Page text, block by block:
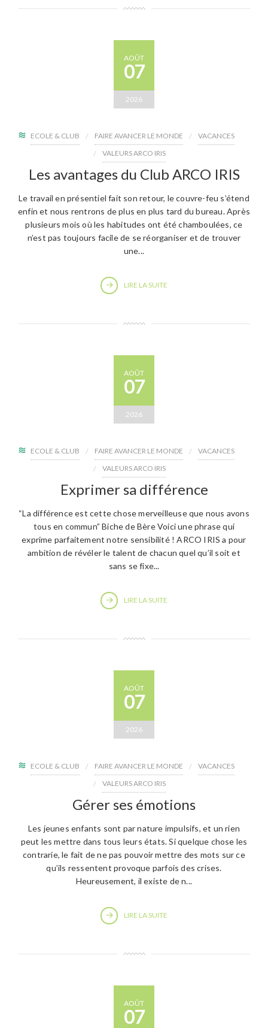
AOÛT
07
2026
ECOLE & CLUB FAIRE AVANCER LE MONDE
VACANCES
VALEURS ARCO IRIS
Les avantages du Club ARCO IRIS
Le travail en présentiel fait son retour, le couvre-feu s’étend
enfin et nous rentrons de plus en plus tard du bureau. Après
plusieurs mois où les habitudes ont été chamboulées, ce
n’est pas toujours facile de se réorganiser et de trouver
une...
LIRE LA SUITE
AOÛT
07
2026
ECOLE & CLUB FAIRE AVANCER LE MONDE
VACANCES
VALEURS ARCO IRIS
Exprimer sa différence
“La différence est cette chose merveilleuse que nous avons
tous en commun” Biche de Bère Voici une phrase qui
exprime parfaitement notre sensibilité ! ARCO IRIS a pour
ambition de révéler le talent de chacun quel qu’il soit et
sans se fixe...
LIRE LA SUITE
AOÛT
07
2026
ECOLE & CLUB FAIRE AVANCER LE MONDE
VACANCES
VALEURS ARCO IRIS
Gérer ses émotions
Les jeunes enfants sont par nature impulsifs, et un rien
peut les mettre dans tous leurs états. Si quelque chose les
contrarie, le fait de ne pas pouvoir mettre des mots sur ce
qu’ils ressentent provoque parfois des crises.
Heureusement, il existe de n...
LIRE LA SUITE
AOÛT
07